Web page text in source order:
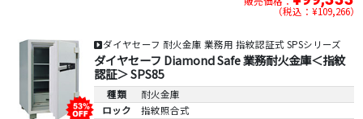
税込：¥109,266
ダイヤセーフ 耐火金庫 業務用 指紋認証式 SPSシリーズ
ダイヤセーフ Diamond Safe 業務耐火金庫＜指紋
認証＞ SPS85
種類
耐火金庫
ロック
指紋照合式